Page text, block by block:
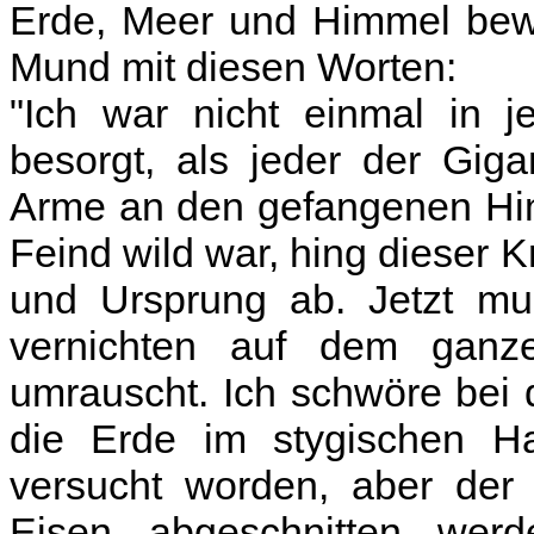
Erde, Meer und Himmel
Mund mit diesen Worten:
"Ich war nicht einmal in
besorgt, als jeder der
Arme an den gefangenen
Feind wild war, hing dieser
und Ursprung ab. Jetzt
vernichten auf dem
umrauscht. Ich schwöre
die Erde im stygischen
versucht worden, aber